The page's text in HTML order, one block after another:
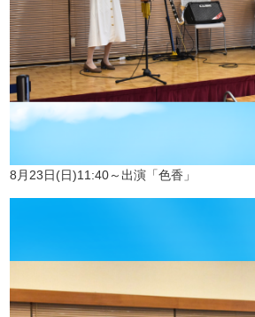
8月23日(日)11:40～出演「色香」